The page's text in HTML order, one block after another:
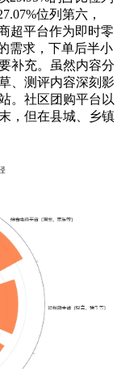
位列第六，
超平台作为即时零
需求，下单后半小
补充。虽然内容分
、测评内容深刻影
。社区团购平台以
，但在县城、乡镇